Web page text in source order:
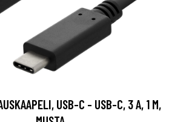
USB-C - USB-C, 3 A, 1 M,